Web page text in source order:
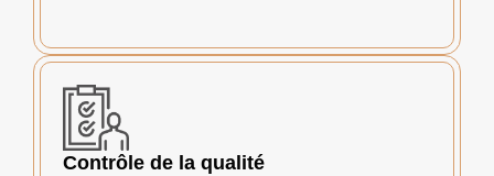
Contrôle de la qualité